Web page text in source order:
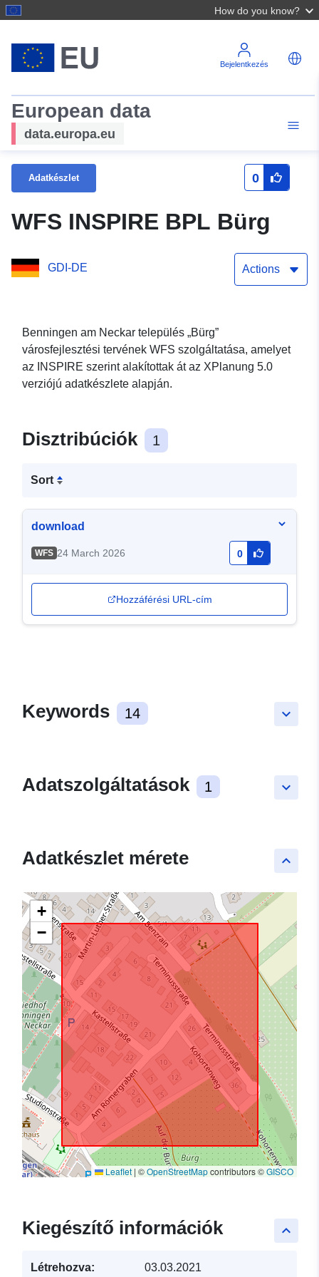
How do you know?
Bejelentkezés
European data
data.europa.eu
Adatkészlet 0
WFS INSPIRE BPL Bürg
GDI-DE Actions
Benningen am Neckar település „Bürg”
városfejlesztési tervének WFS szolgáltatása, amelyet
az INSPIRE szerint alakítottak át az XPlanung 5.0
verziójú adatkészlete alapján.
Disztribúciók 1
Sort
download
WFS 24 March 2026 0
Hozzáférési URL-cím
keyboard_arrow_down
Keywords 14
keyboard_arrow_down
Adatszolgáltatások 1
keyboard_arrow_up
Adatkészlet mérete
+
−
Leaflet | ©OpenStreetMapcontributors ©GISCO
keyboard_arrow_up
Kiegészítő információk
Létrehozva: 03.03.2021